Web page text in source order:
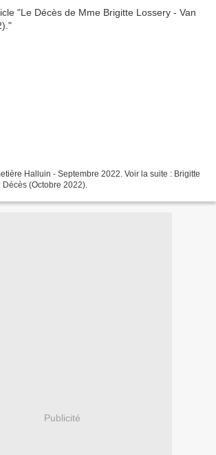
Halluin - Septembre 2022. Voir la suite : Brigitte
(Octobre 2022).
Publicité